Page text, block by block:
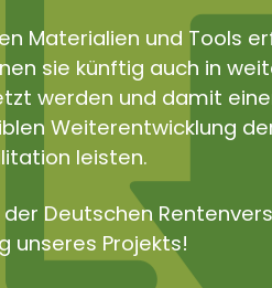
Materialien und Tools
sie künftig auch in
werden und damit
Weiterentwicklung
leisten.
Deutschen
unseres Projekts!